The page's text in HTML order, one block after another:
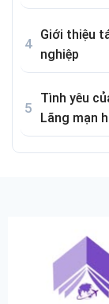
Giới thiệu
nghiệp
Tình yêu
Lãng mạn